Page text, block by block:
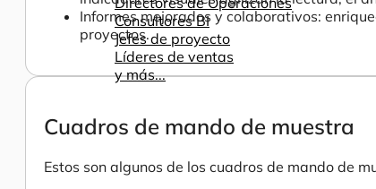
Consultores BI
Jefes de proyecto
Líderes de ventas
y más...
Informes mejorados y colaborativos:
proyectos.
Cuadros de mando de muestra
Estos son algunos de los cuadros de mando de